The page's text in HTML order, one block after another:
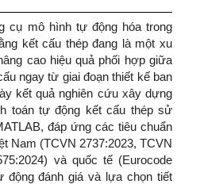
cụ mô hình tự động hóa trong
kết cấu thép đang là một xu
cao hiệu quả phối hợp giữa
ngay từ giai đoạn thiết kế ban
kết quả nghiên cứu xây dựng
toán tự động kết cấu thép sử
đáp ứng các tiêu chuẩn
Nam (TCVN 2737:2023, TCVN
và quốc tế (Eurocode
động đánh giá và lựa chọn tiết